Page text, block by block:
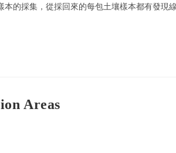
的採集，從採回來的每包土壤樣本都有發現線
Areas